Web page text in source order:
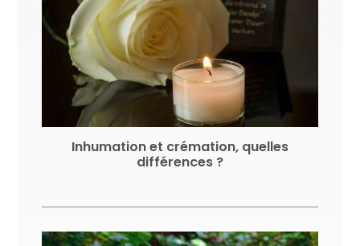
Inhumation et crémation, quelles
différences ?